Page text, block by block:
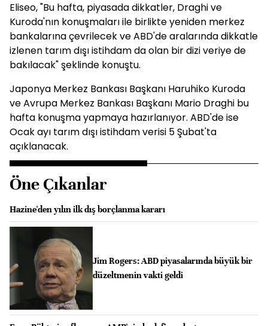
Eliseo, "Bu hafta, piyasada dikkatler, Draghi ve
Kuroda'nın konuşmaları ile birlikte yeniden merkez
bankalarına çevrilecek ve ABD'de aralarında dikkatle
izlenen tarım dışı istihdam da olan bir dizi veriye de
bakılacak" şeklinde konuştu.
Japonya Merkez Bankası Başkanı Haruhiko Kuroda
ve Avrupa Merkez Bankası Başkanı Mario Draghi bu
hafta konuşma yapmaya hazırlanıyor. ABD'de ise
Ocak ayı tarım dışı istihdam verisi 5 Şubat'ta
açıklanacak.
Öne Çıkanlar
Hazine'den yılın ilk dış borçlanma kararı
Jim Rogers: ABD piyasalarında büyük bir
düzeltmenin vakti geldi